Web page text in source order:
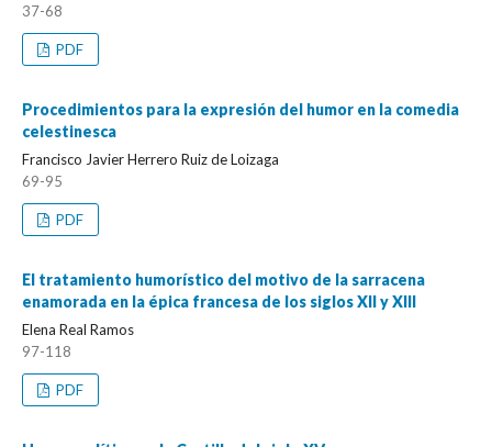
37-68
PDF
Procedimientos para la expresión del humor en la comedia
celestinesca
Francisco Javier Herrero Ruiz de Loizaga
69-95
PDF
El tratamiento humorístico del motivo de la sarracena
enamorada en la épica francesa de los siglos XII y XIII
Elena Real Ramos
97-118
PDF